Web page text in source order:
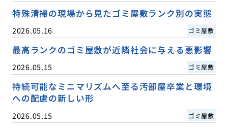
特殊清掃の現場から見たゴミ屋敷ランク別の実態
2026.05.16 ゴミ屋敷
最高ランクのゴミ屋敷が近隣社会に与える悪影響
2026.05.15 ゴミ屋敷
持続可能なミニマリズムへ至る汚部屋卒業と環境
への配慮の新しい形
2026.05.15 ゴミ屋敷